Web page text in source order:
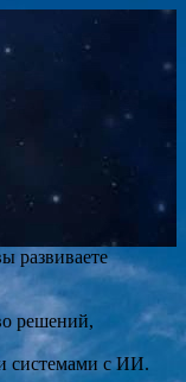
развиваете
решений,
системами с ИИ.